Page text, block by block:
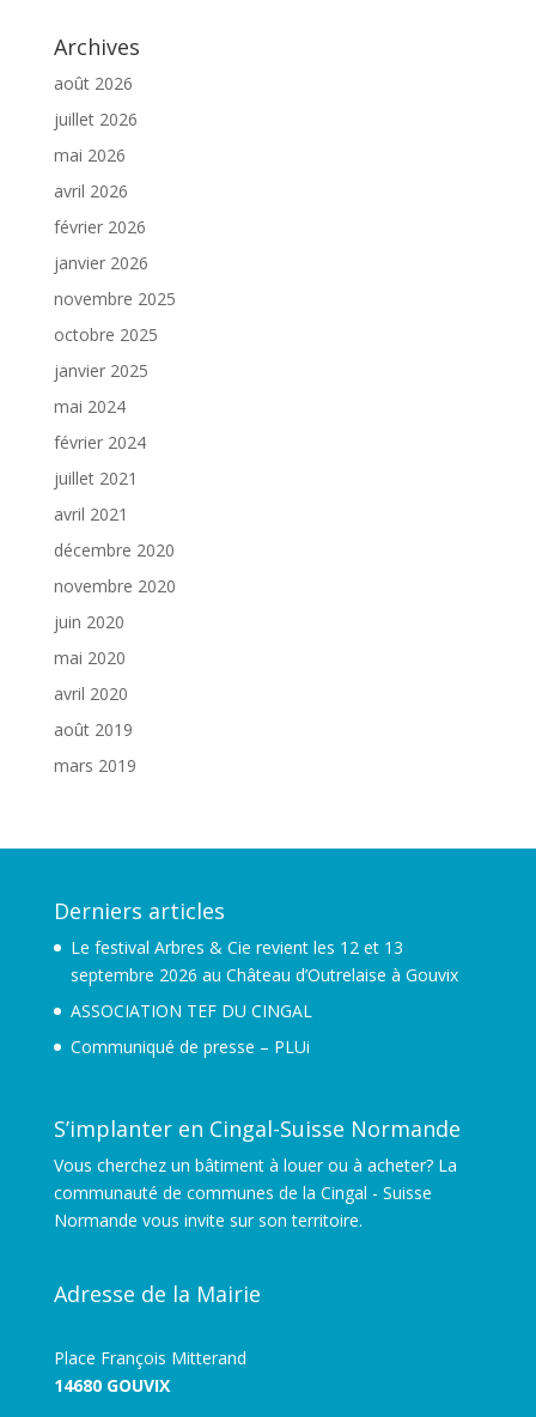
Archives
août 2026
juillet 2026
mai 2026
avril 2026
février 2026
janvier 2026
novembre 2025
octobre 2025
janvier 2025
mai 2024
février 2024
juillet 2021
avril 2021
décembre 2020
novembre 2020
juin 2020
mai 2020
avril 2020
août 2019
mars 2019
Derniers articles
Le festival Arbres & Cie revient les 12 et 13
septembre 2026 au Château d’Outrelaise à Gouvix
ASSOCIATION TEF DU CINGAL
Communiqué de presse – PLUi
S’implanter en Cingal-Suisse Normande
Vous cherchez un bâtiment à louer ou à acheter? La
communauté de communes de la Cingal - Suisse
Normande vous invite sur son territoire.
Adresse de la Mairie
Place François Mitterand
14680 GOUVIX